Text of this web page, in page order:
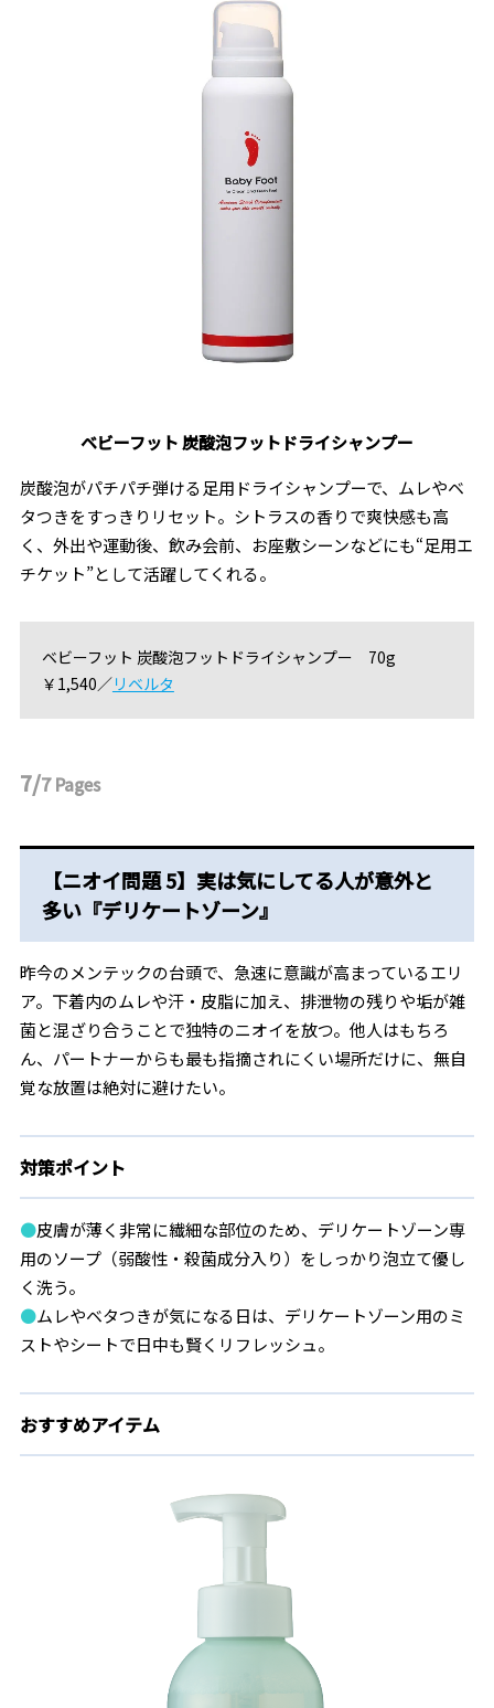
ベビーフット 炭酸泡フットドライシャンプー
炭酸泡がパチパチ弾ける足用ドライシャンプーで、ムレやベ
タつきをすっきりリセット。シトラスの香りで爽快感も高
く、外出や運動後、飲み会前、お座敷シーンなどにも“足用エ
チケット”として活躍してくれる。
ベビーフット 炭酸泡フットドライシャンプー 70g
￥1,540／リベルタ
7/7Pages
【ニオイ問題 5】実は気にしてる人が意外と
多い『デリケートゾーン』
昨今のメンテックの台頭で、急速に意識が高まっているエリ
ア。下着内のムレや汗・皮脂に加え、排泄物の残りや垢が雑
菌と混ざり合うことで独特のニオイを放つ。他人はもちろ
ん、パートナーからも最も指摘されにくい場所だけに、無自
覚な放置は絶対に避けたい。
対策ポイント
●皮膚が薄く非常に繊細な部位のため、デリケートゾーン専
用のソープ（弱酸性・殺菌成分入り）をしっかり泡立て優し
く洗う。
●ムレやベタつきが気になる日は、デリケートゾーン用のミ
ストやシートで日中も賢くリフレッシュ。
おすすめアイテム